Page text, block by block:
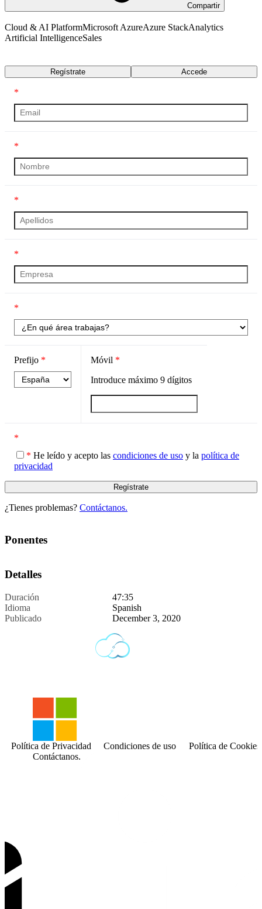
Compartir
Cloud & AI PlatformMicrosoft AzureAzure StackAnalytics
Artificial IntelligenceSales
Regístrate Accede
*
*
*
*
*
Prefijo * Móvil *
Introduce máximo 9dígitos
*
* He leído y acepto las condiciones de uso y la política de
privacidad
¿Tienes problemas? Contáctanos.
Ponentes
Detalles
Duración
47:35
Idioma
Spanish
Publicado
December 3, 2020
Contáctanos.
Política de Privacidad Condiciones de uso Política de Cookies